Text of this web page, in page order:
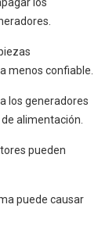
menos confiable.
los generadores
alimentación.
pueden
puede causar